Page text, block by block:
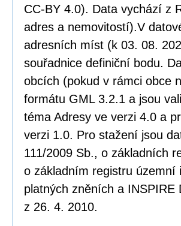
CC-BY 4.0). Data vychází z
adres a nemovitostí).V
adresních míst (k 03. 08.
souřadnice definiční bodu.
obcích (pokud v rámci obce
formátu GML 3.2.1 a jsou
téma Adresy ve verzi 4.0 a
verzi 1.0. Pro stažení jsou
111/2009 Sb., o základních
o základním registru územní
platných zněních a INSPIRE
z 26. 4. 2010.